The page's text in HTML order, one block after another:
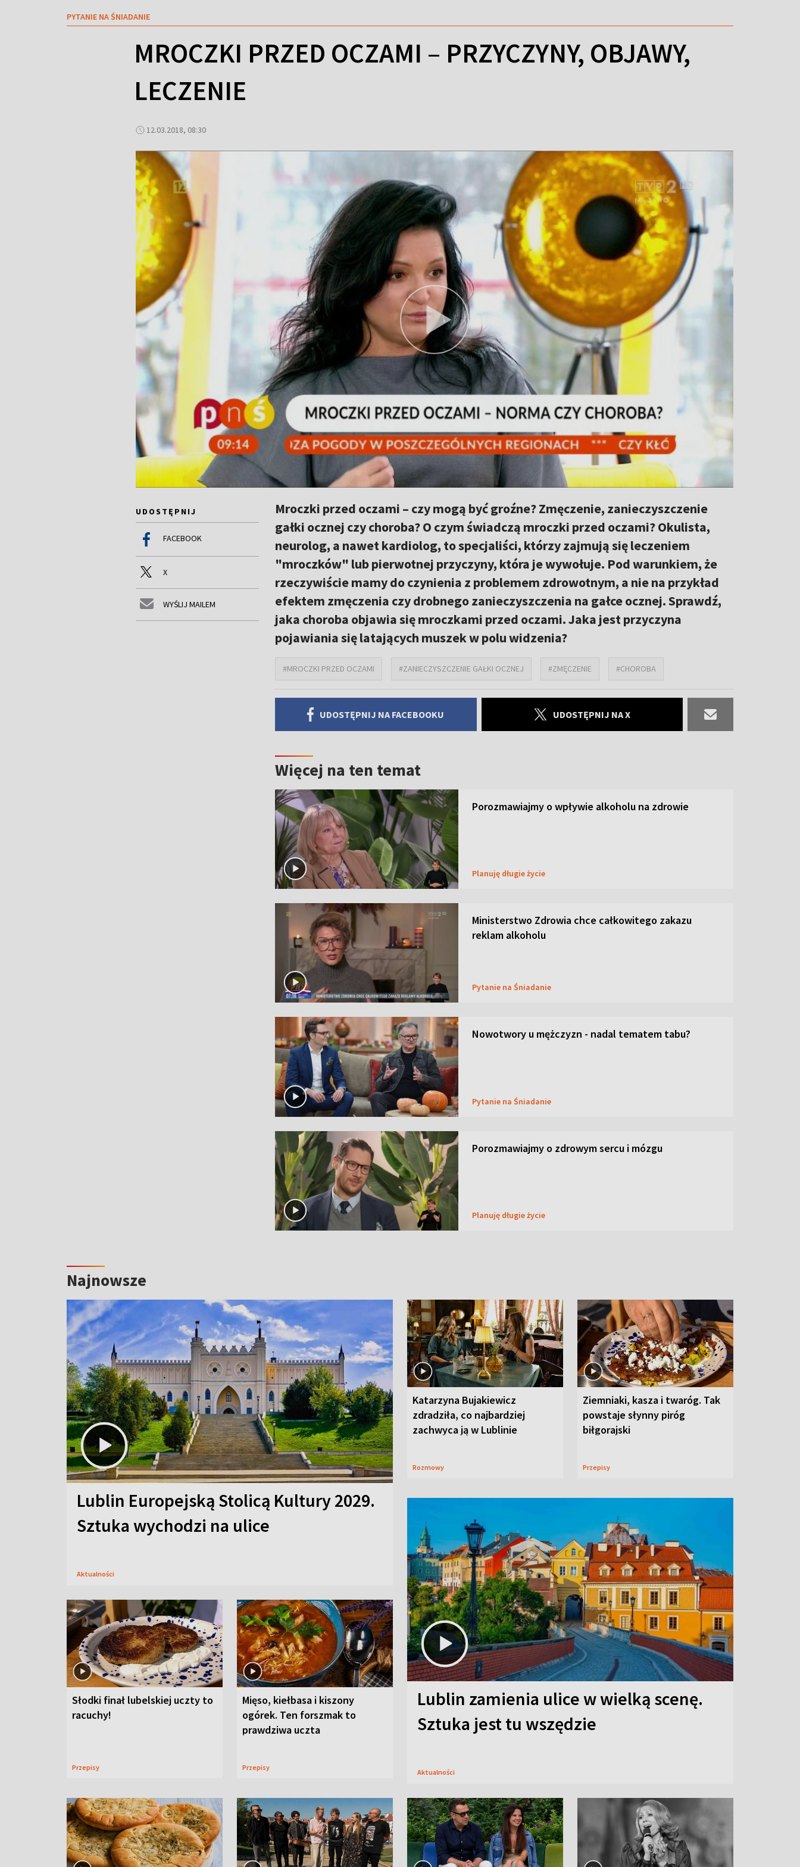
PYTANIE NA ŚNIADANIE
MROCZKI PRZED OCZAMI – PRZYCZYNY, OBJAWY,
LECZENIE
12.03.2018, 08:30
UDOSTĘPNIJ
FACEBOOK
X
WYŚLIJ MAILEM
Mroczki przed oczami – czy mogą być groźne? Zmęczenie, zanieczyszczenie
gałki ocznej czy choroba? O czym świadczą mroczki przed oczami? Okulista,
neurolog, a nawet kardiolog, to specjaliści, którzy zajmują się leczeniem
"mroczków" lub pierwotnej przyczyny, która je wywołuje. Pod warunkiem, że
rzeczywiście mamy do czynienia z problemem zdrowotnym, a nie na przykład
efektem zmęczenia czy drobnego zanieczyszczenia na gałce ocznej. Sprawdź,
jaka choroba objawia się mroczkami przed oczami. Jaka jest przyczyna
pojawiania się latających muszek w polu widzenia?
#MROCZKI PRZED OCZAMI #ZANIECZYSZCZENIE GAŁKI OCZNEJ #ZMĘCZENIE #CHOROBA
UDOSTĘPNIJ NA FACEBOOKU UDOSTĘPNIJ NA X
Więcej na ten temat
Porozmawiajmy o wpływie alkoholu na zdrowie
Planuję długie życie
Ministerstwo Zdrowia chce całkowitego zakazu
reklam alkoholu
Pytanie na Śniadanie
Nowotwory u mężczyzn - nadal tematem tabu?
Pytanie na Śniadanie
Porozmawiajmy o zdrowym sercu i mózgu
Planuję długie życie
Najnowsze
Lublin Europejską Stolicą Kultury 2029.
Sztuka wychodzi na ulice
Aktualności
Katarzyna Bujakiewicz
zdradziła, co najbardziej
zachwyca ją w Lublinie
Rozmowy
Ziemniaki, kasza i twaróg. Tak
powstaje słynny piróg
biłgorajski
Przepisy
Słodki finał lubelskiej uczty to
racuchy!
Przepisy
Mięso, kiełbasa i kiszony
ogórek. Ten forszmak to
prawdziwa uczta
Przepisy
Lublin zamienia ulice w wielką scenę.
Sztuka jest tu wszędzie
Aktualności